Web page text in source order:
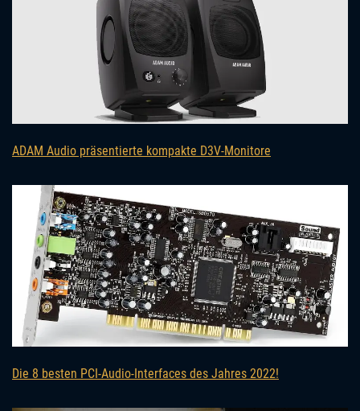
ADAM Audio präsentierte kompakte D3V-Monitore
Die 8 besten PCI-Audio-Interfaces des Jahres 2022!